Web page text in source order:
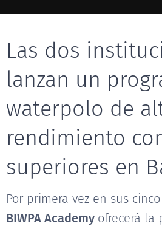
Las dos
lanzan un
waterpolo de
rendimiento
superiores en
Por primera vez en sus
BIWPA Academy ofrecerá la